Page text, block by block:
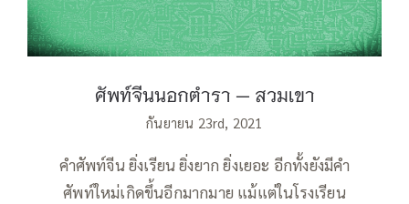
ศัพท์จีนนอกตำรา — สวมเขา
กันยายน 23rd, 2021
คำศัพท์จีน ยิ่งเรียน ยิ่งยาก ยิ่งเยอะ อีกทั้งยังมีคำ
ศัพท์ใหม่เกิดขึ้นอีกมากมาย แม้แต่ในโรงเรียน